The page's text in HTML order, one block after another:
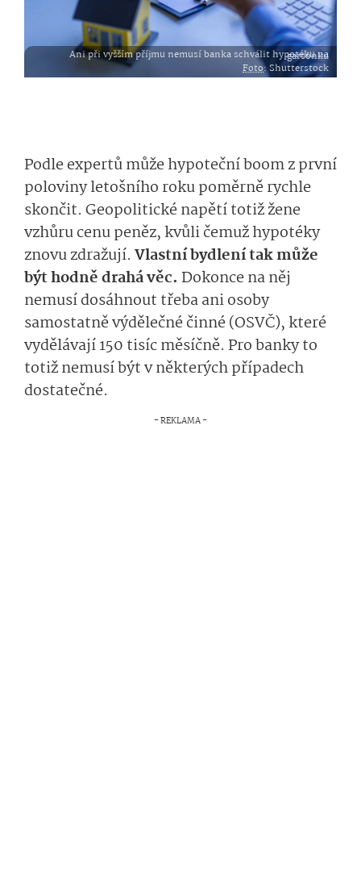
Ani při vyšším příjmu nemusí banka schválit hypotéku na garsonku
Foto: Shutterstock
Podle expertů může hypoteční boom z první
poloviny letošního roku poměrně rychle
skončit. Geopolitické napětí totiž žene
vzhůru cenu peněz, kvůli čemuž hypotéky
znovu zdražují. Vlastní bydlení tak může
být hodně drahá věc. Dokonce na něj
nemusí dosáhnout třeba ani osoby
samostatně výdělečné činné (OSVČ), které
vydělávají 150 tisíc měsíčně. Pro banky to
totiž nemusí být v některých případech
dostatečné.